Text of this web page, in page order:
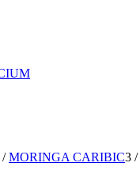
/ MORINGA CARIBIC3 /